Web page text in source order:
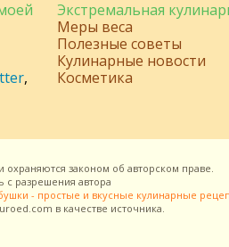
,
Экстремальная
Меры веса
Полезные советы
Кулинарные новости
Косметика
законом об авторском праве.
с разрешения автора
- простые и вкусные кулинарные
в качестве источника.